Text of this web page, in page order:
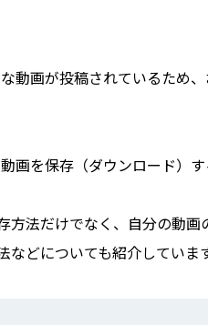
動画が投稿されているため
画を保存（ダウンロード）す
方法だけでなく、自分の動
などについても紹介していま